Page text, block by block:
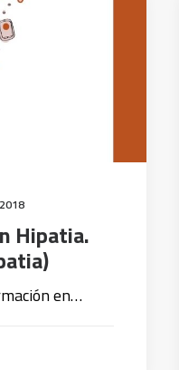
Hipatia.
en…